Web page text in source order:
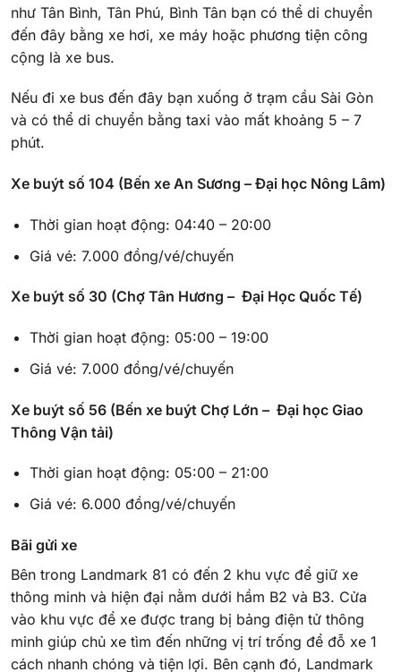
như Tân Bình, Tân Phú, Bình Tân bạn có thể di chuyển
đến đây bằng xe hơi, xe máy hoặc phương tiện công
cộng là xe bus.
Nếu đi xe bus đến đây bạn xuống ở trạm cầu Sài Gòn
và có thể di chuyển bằng taxi vào mất khoảng 5 – 7
phút.
Xe buýt số 104 (Bến xe An Sương – Đại học Nông Lâm)
Thời gian hoạt động: 04:40 – 20:00
Giá vé: 7.000 đồng/vé/chuyến
Xe buýt số 30 (Chợ Tân Hương – Đại Học Quốc Tế)
Thời gian hoạt động: 05:00 – 19:00
Giá vé: 7.000 đồng/vé/chuyến
Xe buýt số 56 (Bến xe buýt Chợ Lớn – Đại học Giao
Thông Vận tải)
Thời gian hoạt động: 05:00 – 21:00
Giá vé: 6.000 đồng/vé/chuyến
Bãi gửi xe
Bên trong Landmark 81 có đến 2 khu vực để giữ xe
thông minh và hiện đại nằm dưới hầm B2 và B3. Cửa
vào khu vực để xe được trang bị bảng điện tử thông
minh giúp chủ xe tìm đến những vị trí trống để đỗ xe 1
cách nhanh chóng và tiện lợi. Bên cạnh đó, Landmark